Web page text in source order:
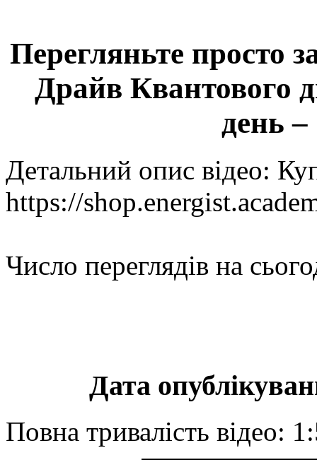
Перегляньте просто
Драйв Квантового
день –
Детальний опис відео:
https://
Число переглядів на
Дата
Повна тривалість відео: